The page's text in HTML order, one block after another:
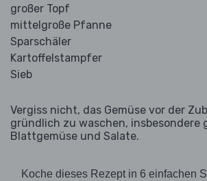
großer Topf
mittelgroße Pfanne
Sparschäler
Kartoffelstampfer
Sieb
Vergiss nicht, das Gemüse vor der
gründlich zu waschen, insbesondere
Blattgemüse und Salate.
Koche dieses Rezept in 6 einfachen